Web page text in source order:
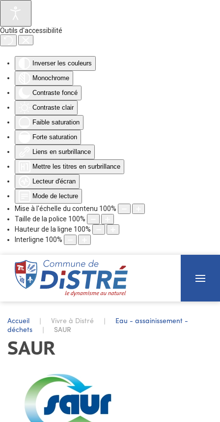
Outils d'accessibilité
Inverser les couleurs
Monochrome
Contraste foncé
Contraste clair
Faible saturation
Forte saturation
Liens en surbrillance
Mettre les titres en surbrillance
Lecteur d'écran
Mode de lecture
Mise à l'échelle du contenu 100%
Taille de la police 100%
Hauteur de la ligne 100%
Interligne 100%
Accéder au contenu principal
Accueil Vivre à Distré
Eau - assainissement -
déchets
SAUR
SAUR